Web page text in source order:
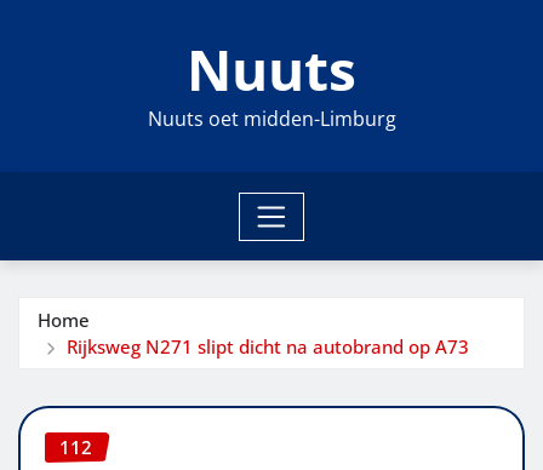
Nuuts
Nuuts oet midden-Limburg
Home
Rijksweg N271 slipt dicht na autobrand op A73
112